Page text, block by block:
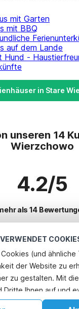
(und ähnliche
der Website zu
zu gestalten. Mit
Dritte Ihnen auf und
folgen, um
mit Garten
mit BBQ
auf dem Lande
Hund -
in Stare
unseren 14
Wierzchowo
4.2/5
als 14
für
Annehmlichkeiten für
stepnica
für Urlaub in